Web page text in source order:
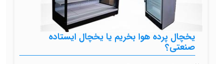
یخچال پرده هوا بخریم یا یخچال ایستاده
صنعتی؟